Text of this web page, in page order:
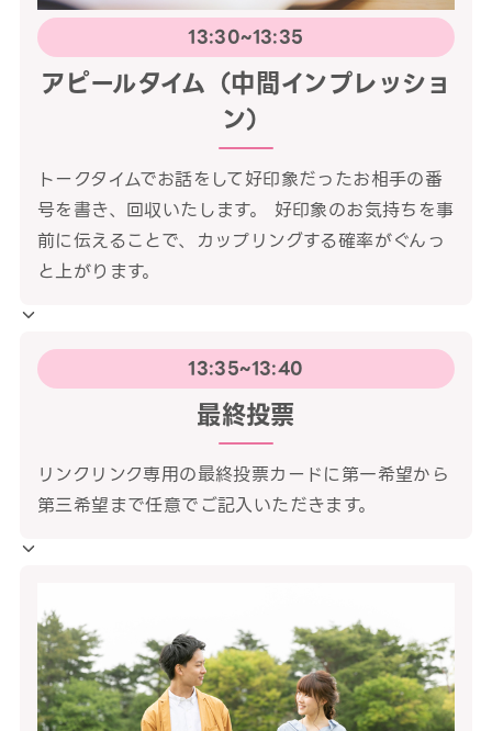
13:30~13:35
アピールタイム（中間インプレッショ
ン）
トークタイムでお話をして好印象だったお相手の番
号を書き、回収いたします。 好印象のお気持ちを事
前に伝えることで、カップリングする確率がぐんっ
と上がります。
13:35~13:40
最終投票
リンクリンク専用の最終投票カードに第一希望から
第三希望まで任意でご記入いただきます。